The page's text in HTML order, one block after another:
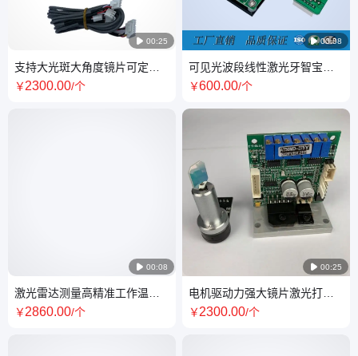
 00:25
支持大光斑大角度镜片可定制
天传奇研发SC50MD
￥2300.00/个
 00:08
激光雷达测量高精准工作温漂
稳反射率99%扫描振镜
￥2860.00/个
 00:08
可见光波段线性激光牙智宝适
用扫描振镜模块SC30FS
￥600.00/个
 00:25
电机驱动力强大镜片激光打标
焊接雕刻振镜SC50MD
￥2300.00/个